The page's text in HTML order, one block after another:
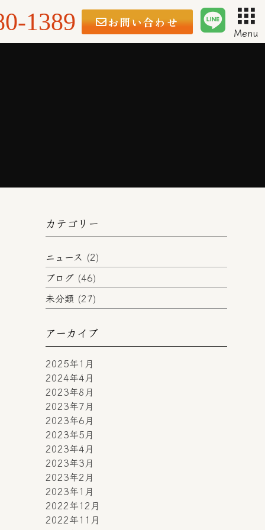
Menu
1389 お問い合わせ
カテゴリー
ニュース (2)
ブログ(46)
未分類 (27)
アーカイブ
2025年1月
2024年4月
2023年8月
2023年7月
2023年6月
2023年5月
2023年4月
2023年3月
2023年2月
2023年1月
2022年12月
2022年11月